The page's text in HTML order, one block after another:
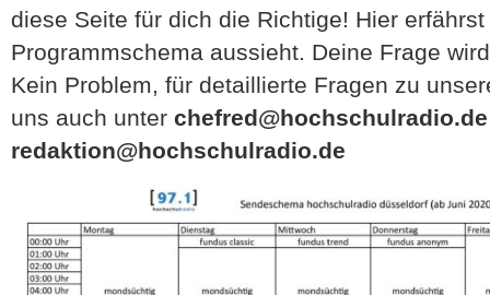
diese Seite für dich die Richtige! Hier
Programmschema aussieht. Deine Frage
Kein Problem, für detaillierte Fragen zu
uns auch unter chefred@hochschulradio.de
redaktion@hochschulradio.de